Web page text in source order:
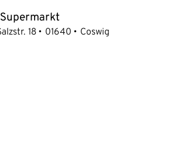
18 01640 Coswig